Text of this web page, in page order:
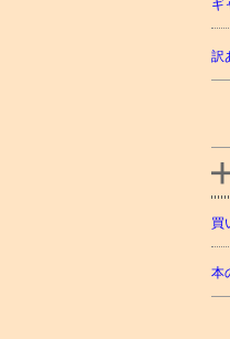
ギ
訳
買
本